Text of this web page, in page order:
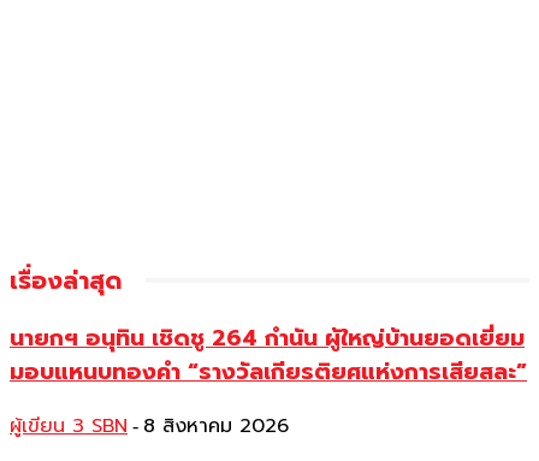
เรื่องล่าสุด
นายกฯ อนุทิน เชิดชู 264 กำนัน ผู้ใหญ่บ้านยอดเยี่ยม
มอบแหนบทองคำ “รางวัลเกียรติยศแห่งการเสียสละ”
ผู้เขียน 3 SBN - 8 สิงหาคม 2026